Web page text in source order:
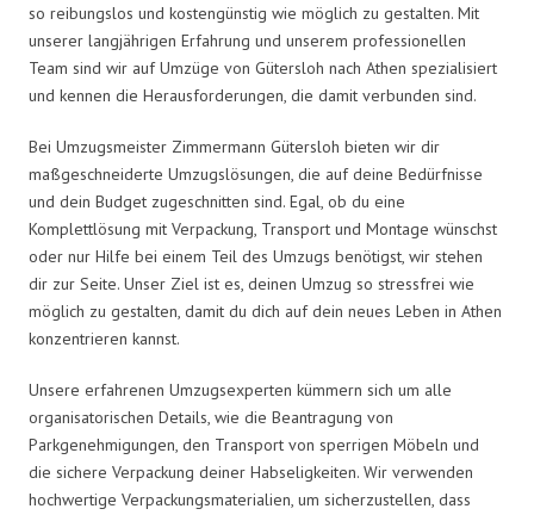
so reibungslos und kostengünstig wie möglich zu gestalten. Mit
unserer langjährigen Erfahrung und unserem professionellen
Team sind wir auf Umzüge von Gütersloh nach Athen spezialisiert
und kennen die Herausforderungen, die damit verbunden sind.
Bei Umzugsmeister Zimmermann Gütersloh bieten wir dir
maßgeschneiderte Umzugslösungen, die auf deine Bedürfnisse
und dein Budget zugeschnitten sind. Egal, ob du eine
Komplettlösung mit Verpackung, Transport und Montage wünschst
oder nur Hilfe bei einem Teil des Umzugs benötigst, wir stehen
dir zur Seite. Unser Ziel ist es, deinen Umzug so stressfrei wie
möglich zu gestalten, damit du dich auf dein neues Leben in Athen
konzentrieren kannst.
Unsere erfahrenen Umzugsexperten kümmern sich um alle
organisatorischen Details, wie die Beantragung von
Parkgenehmigungen, den Transport von sperrigen Möbeln und
die sichere Verpackung deiner Habseligkeiten. Wir verwenden
hochwertige Verpackungsmaterialien, um sicherzustellen, dass